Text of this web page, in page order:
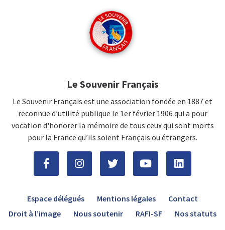
Le Souvenir Français
Le Souvenir Français est une association fondée en 1887 et
reconnue d’utilité publique le 1er février 1906 qui a pour
vocation d'honorer la mémoire de tous ceux qui sont morts
pour la France qu’ils soient Français ou étrangers.
Espace délégués Mentions légales
Contact
Droit à l’image
Nous soutenir RAFI-SF Nos statuts